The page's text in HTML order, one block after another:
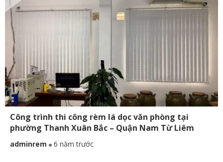
Công trình thi công rèm lá dọc văn phòng tại
phường Thanh Xuân Bắc – Quận Nam Từ Liêm
adminrem 6 năm trước